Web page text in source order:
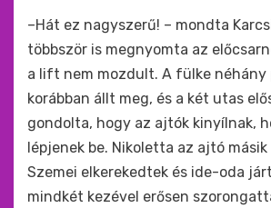
by
–Hát ez nagyszerű! – mondta
többször is megnyomta az
a lift nem mozdult. A fülke
korábban állt meg, és a két utas
gondolta, hogy az ajtók kinyílnak,
lépjenek be. Nikoletta az ajtó
Szemei elkerekedtek és ide-oda
mindkét kezével erősen